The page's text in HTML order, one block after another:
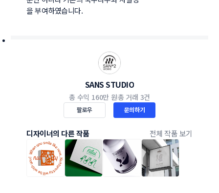
SANS STUDIO
총 수익 160만 원총 거래 3건
팔로우 문의하기
디자이너의 다른 작품 전체 작품 보기